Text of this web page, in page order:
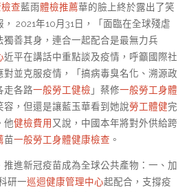
查藍雨體檢推薦華的臉上終於露出了笑
2021年10月31日，「面臨在全球殘虐
善其身，連合一起配合是最無力兵
近平在講話中重點談及疫情，呼籲國際社
並克服疫情，「搞病毒臭名化、溯源政
走各路一般勞工健檢 」蔡修一般勞工身體
容，但還是讓藍玉華看到她說勞工體健完
他健檢費用又說，中國本年將對外供給跨
苗一般勞工身體健康檢查 。
進新冠疫苗成為全球公共產物：一、加
研一巡迴健康管理中心起配合，支撐疫